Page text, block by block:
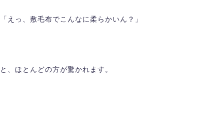
「えっ、敷毛布でこんなに柔らかいん？」
と、ほとんどの方が驚かれます。